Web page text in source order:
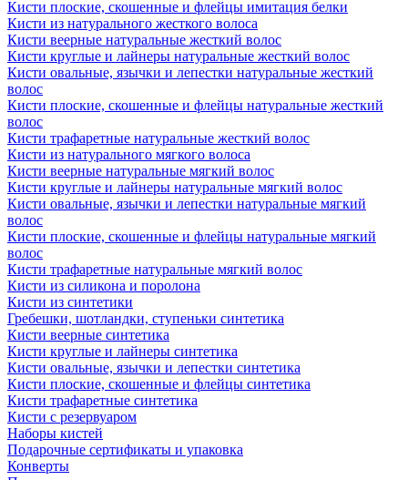
Кисти плоские, скошенные и флейцы имитация белки
Кисти из натурального жесткого волоса
Кисти веерные натуральные жесткий волос
Кисти круглые и лайнеры натуральные жесткий волос
Кисти овальные, язычки и лепестки натуральные жесткий
волос
Кисти плоские, скошенные и флейцы натуральные жесткий
волос
Кисти трафаретные натуральные жесткий волос
Кисти из натурального мягкого волоса
Кисти веерные натуральные мягкий волос
Кисти круглые и лайнеры натуральные мягкий волос
Кисти овальные, язычки и лепестки натуральные мягкий
волос
Кисти плоские, скошенные и флейцы натуральные мягкий
волос
Кисти трафаретные натуральные мягкий волос
Кисти из силикона и поролона
Кисти из синтетики
Гребешки, шотландки, ступеньки синтетика
Кисти веерные синтетика
Кисти круглые и лайнеры синтетика
Кисти овальные, язычки и лепестки синтетика
Кисти плоские, скошенные и флейцы синтетика
Кисти трафаретные синтетика
Кисти с резервуаром
Наборы кистей
Подарочные сертификаты и упаковка
Конверты